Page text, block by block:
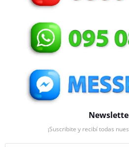
¡Suscribite y recibí todas